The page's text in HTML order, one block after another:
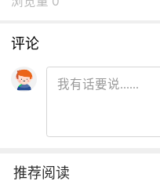
评论
推荐阅读